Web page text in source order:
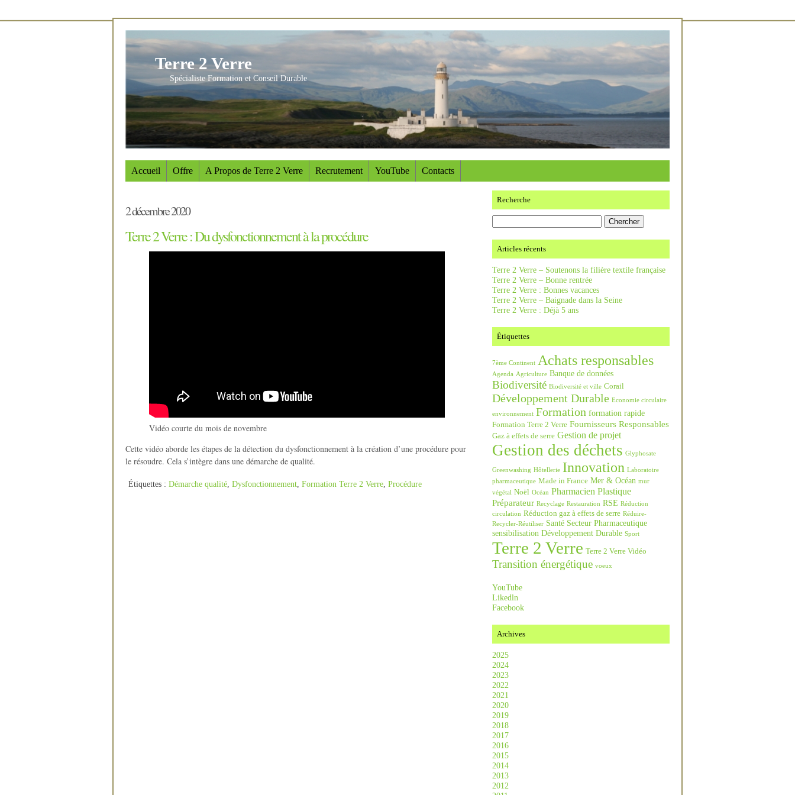
Terre 2 Verre
Spécialiste Formation et Conseil Durable
Accueil Offre A Propos de Terre 2 Verre Recrutement YouTube Contacts
2 décembre 2020
Terre 2 Verre : Du dysfonctionnement à la procédure
Vidéo courte du mois de novembre
Cette vidéo aborde les étapes de la détection du dysfonctionnement à la création d’une procédure pour
le résoudre. Cela s’intègre dans une démarche de qualité.
Étiquettes : Démarche qualité Dysfonctionnement Formation Terre 2 Verre Procédure
Recherche
Articles récents
Terre 2 Verre – Soutenons la filière textile française
Terre 2 Verre – Bonne rentrée
Terre 2 Verre : Bonnes vacances
Terre 2 Verre – Baignade dans la Seine
Terre 2 Verre : Déjà 5 ans
Étiquettes
7ème Continent Achats responsables
Agenda Agriculture Banque de données
Biodiversité Biodiversité et ville Corail
Développement Durable Economie circulaire
environnement Formation formation rapide
Formation Terre 2 Verre Fournisseurs Responsables
Gaz à effets de serre Gestion de projet
Gestion des déchets Glyphosate
Greenwashing Hôtellerie Innovation Laboratoire
pharmaceutique Made in France Mer & Océan mur
végétal Noël Océan Pharmacien Plastique
Préparateur Recyclage Restauration RSE Réduction
circulation Réduction gaz à effets de serre Réduire-
Recycler-Réutiliser Santé Secteur Pharmaceutique
sensibilisation Développement Durable Sport
Terre 2 Verre Terre 2 Verre Vidéo
Transition énergétique voeux
YouTube
Likedln
Facebook
Archives
2025
2024
2023
2022
2021
2020
2019
2018
2017
2016
2015
2014
2013
2012